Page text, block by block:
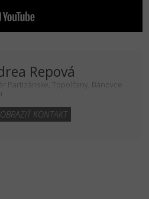
Repová
Partizánske, Topoľčany, Bánovce
KONTAKT